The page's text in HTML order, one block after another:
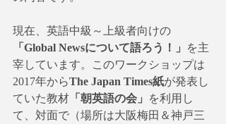
現在、英語中級～上級者向けの
「Global Newsについて語ろう！」
を主
宰しています。このワークショップは
2017年からThe Japan Times紙が発表し
ていた教材 「朝英語の会」
を利用し
て、対面で（場所は大阪梅田＆神戸三